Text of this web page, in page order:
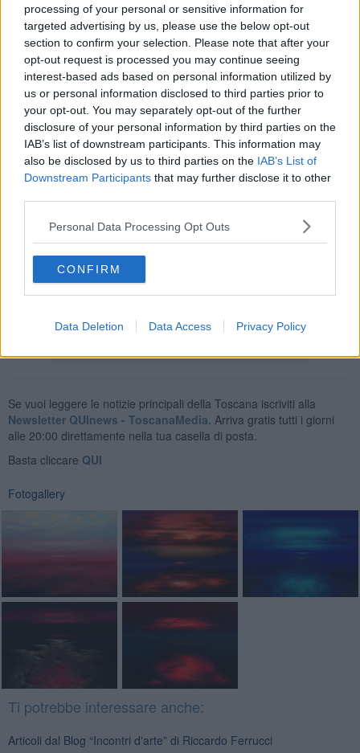
processing of your personal or sensitive information for
targeted advertising by us, please use the below opt-out
section to confirm your selection. Please note that after your
opt-out request is processed you may continue seeing
interest-based ads based on personal information utilized by
us or personal information disclosed to third parties prior to
your opt-out. You may separately opt-out of the further
disclosure of your personal information by third parties on the
IAB’s list of downstream participants. This information may
also be disclosed by us to third parties on the IAB’s List of
Downstream Participants that may further disclose it to other
Personal Data Processing Opt Outs
CONFIRM
Data Deletion Data Access Privacy Policy
hai realizzato dei laboratori creativi?
L’incontro con i bambini e i ragazzi del posto è stata straordinaria.
Ho trovato degli studenti molto attenti, curiosi ed educati. I loro
insegnanti hanno innescato il magico sentimento del rispetto.
Quando tornerò in Italia, nel mio studio, le emozioni e i sentimenti
che ho provato si tradurranno in nuovi colori, in nuove cromie.
In passato altri autori da Antonio Possenti a Giampaolo
Talani, da Luca Alinari a Ugo Nespolo hanno subito il fascino
del Portogallo. In te quali emozioni ha suscitato questo
viaggio ?
un’artista, un autore si deve far contaminare ed influenzare da
mondi diversi e lontani. Bisogna non avere mai risposte, ma porsi,
in continuazione, nuove domande che guardano al domani e al
futuro, senza dimenticare la nostra storia.
Riccardo Ferrucci
Se vuoi leggere le notizie principali della Toscana iscriviti alla
Newsletter QUInews - ToscanaMedia. Arriva gratis tutti i giorni
alle 20:00 direttamente nella tua casella di posta.
Basta cliccare QUI
Fotogallery
Ti potrebbe interessare anche:
Articoli dal Blog “Incontri d'arte” di Riccardo Ferrucci